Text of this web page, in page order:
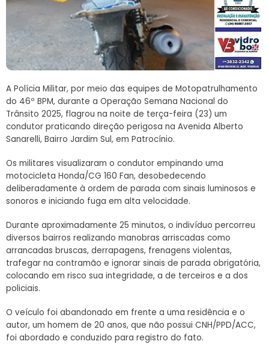
A Polícia Militar, por meio das equipes de Motopatrulhamento
do 46º BPM, durante a Operação Semana Nacional do
Trânsito 2025, flagrou na noite de terça-feira (23) um
condutor praticando direção perigosa na Avenida Alberto
Sanarelli, Bairro Jardim Sul, em Patrocínio.
Os militares visualizaram o condutor empinando uma
motocicleta Honda/CG 160 Fan, desobedecendo
deliberadamente à ordem de parada com sinais luminosos e
sonoros e iniciando fuga em alta velocidade.
Durante aproximadamente 25 minutos, o indivíduo percorreu
diversos bairros realizando manobras arriscadas como
arrancadas bruscas, derrapagens, frenagens violentas,
trafegar na contramão e ignorar sinais de parada obrigatória,
colocando em risco sua integridade, a de terceiros e a dos
policiais.
O veículo foi abandonado em frente a uma residência e o
autor, um homem de 20 anos, que não possui CNH/PPD/ACC,
foi abordado e conduzido para registro do fato.